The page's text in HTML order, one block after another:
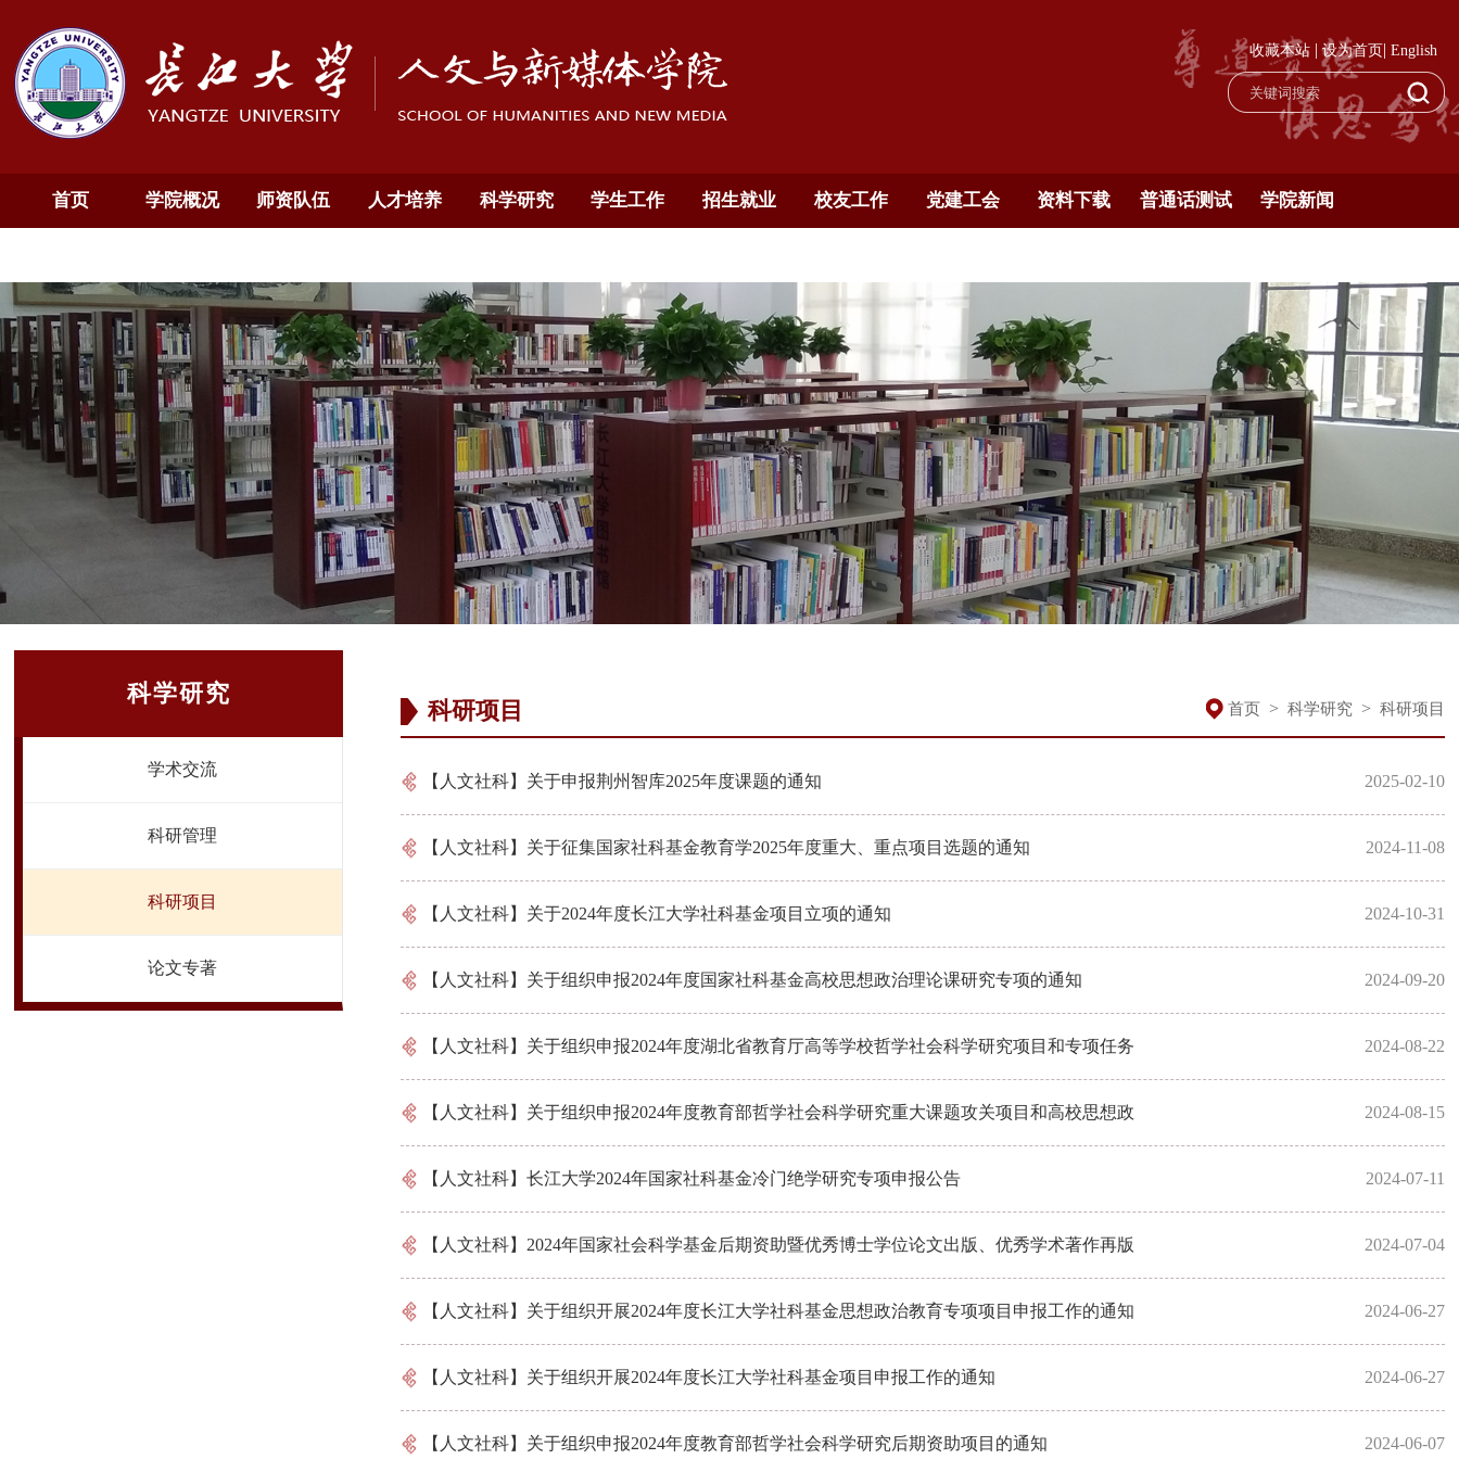
收藏本站|设为首页| English
首页 学院概况 师资队伍 人才培养 科学研究 学生工作 招生就业 校友工作 党建工会 资料下载 普通话测试 学院新闻
科学研究
学术交流
科研管理
科研项目
论文专著
科研项目 首页 > 科学研究 > 科研项目
【人文社科】关于申报荆州智库2025年度课题的通知 2025-02-10
【人文社科】关于征集国家社科基金教育学2025年度重大、重点项目选题的通知 2024-11-08
【人文社科】关于2024年度长江大学社科基金项目立项的通知 2024-10-31
【人文社科】关于组织申报2024年度国家社科基金高校思想政治理论课研究专项的通知 2024-09-20
【人文社科】关于组织申报2024年度湖北省教育厅高等学校哲学社会科学研究项目和专项任务 2024-08-22
【人文社科】关于组织申报2024年度教育部哲学社会科学研究重大课题攻关项目和高校思想政 2024-08-15
【人文社科】长江大学2024年国家社科基金冷门绝学研究专项申报公告 2024-07-11
【人文社科】2024年国家社会科学基金后期资助暨优秀博士学位论文出版、优秀学术著作再版 2024-07-04
【人文社科】关于组织开展2024年度长江大学社科基金思想政治教育专项项目申报工作的通知 2024-06-27
【人文社科】关于组织开展2024年度长江大学社科基金项目申报工作的通知 2024-06-27
【人文社科】关于组织申报2024年度教育部哲学社会科学研究后期资助项目的通知 2024-06-07